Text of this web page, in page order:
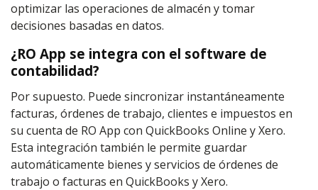
optimizar las operaciones de almacén y tomar
decisiones basadas en datos.
¿RO App se integra con el software de
contabilidad?
Por supuesto. Puede sincronizar instantáneamente
facturas, órdenes de trabajo, clientes e impuestos en
su cuenta de RO App con QuickBooks Online y Xero.
Esta integración también le permite guardar
automáticamente bienes y servicios de órdenes de
trabajo o facturas en QuickBooks y Xero.